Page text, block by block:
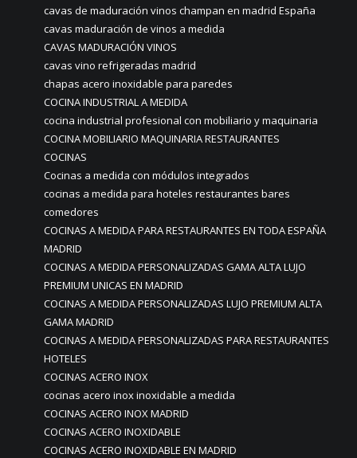
cavas de maduración vinos champan en madrid España
cavas maduración de vinos a medida
CAVAS MADURACIÓN VINOS
cavas vino refrigeradas madrid
chapas acero inoxidable para paredes
COCINA INDUSTRIAL A MEDIDA
cocina industrial profesional con mobiliario y maquinaria
COCINA MOBILIARIO MAQUINARIA RESTAURANTES
COCINAS
Cocinas a medida con módulos integrados
cocinas a medida para hoteles restaurantes bares
comedores
COCINAS A MEDIDA PARA RESTAURANTES EN TODA ESPAÑA
MADRID
COCINAS A MEDIDA PERSONALIZADAS GAMA ALTA LUJO
PREMIUM UNICAS EN MADRID
COCINAS A MEDIDA PERSONALIZADAS LUJO PREMIUM ALTA
GAMA MADRID
COCINAS A MEDIDA PERSONALIZADAS PARA RESTAURANTES
HOTELES
COCINAS ACERO INOX
cocinas acero inox inoxidable a medida
COCINAS ACERO INOX MADRID
COCINAS ACERO INOXIDABLE
COCINAS ACERO INOXIDABLE EN MADRID